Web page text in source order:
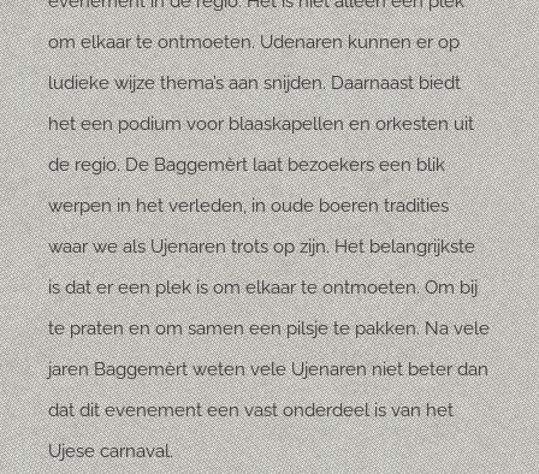
om elkaar te ontmoeten. Udenaren kunnen er op
ludieke wijze thema’s aan snijden. Daarnaast biedt
het een podium voor blaaskapellen en orkesten uit
de regio. De Baggemèrt laat bezoekers een blik
werpen in het verleden, in oude boeren tradities
waar we als Ujenaren trots op zijn. Het belangrijkste
is dat er een plek is om elkaar te ontmoeten. Om bij
te praten en om samen een pilsje te pakken. Na vele
jaren Baggemèrt weten vele Ujenaren niet beter dan
dat dit evenement een vast onderdeel is van het
Ujese carnaval.